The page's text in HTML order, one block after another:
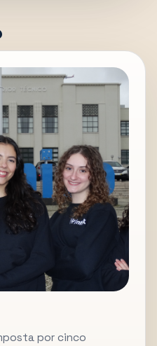
por cinco